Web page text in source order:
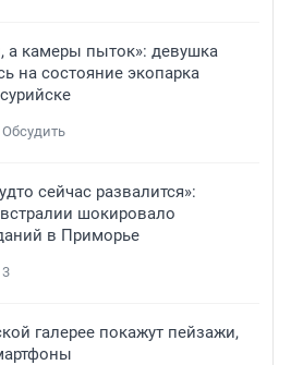
а камеры пыток»: девушка
на состояние экопарка
Обсудить
сейчас развалится»:
шокировало
в Приморье
3
галерее покажут пейзажи,